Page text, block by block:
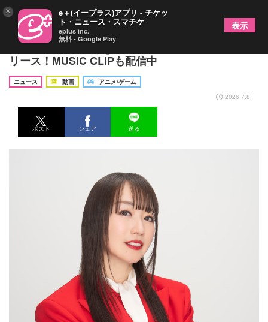
水樹奈々、New Single「CRIMSON BULLET」リ
リース！MUSIC CLIPも配信中
ニュース 動画
アニメ/ゲーム
2026.7.8
ポスト シェア 送る
× e＋(イープラス)アプリ - チケッ
ト・ニュース・スマチケ
eplus inc.
無料 - Google Play
表示